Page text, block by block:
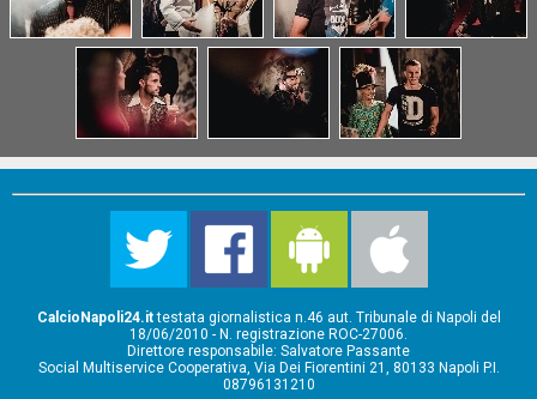
CalcioNapoli24.ittestata giornalistica n.46 aut. Tribunale di Napoli del
18/06/2010 - N. registrazione ROC-27006.
Direttore responsabile: Salvatore Passante
Social Multiservice Cooperativa, Via Dei Fiorentini 21, 80133 Napoli P.I.
08796131210